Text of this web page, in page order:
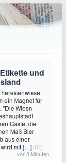
und
ein Magnet für
"Die Wiesn
Gäste, die
Maß Bier
aus einer
mit[…] (00)
vor 3 Minuten